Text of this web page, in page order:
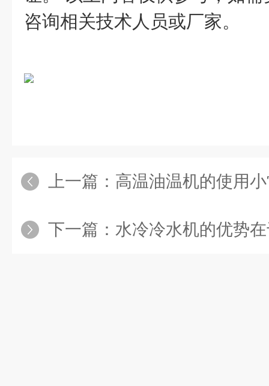
咨询相关技术人员或厂家。
上一篇： 高温油温机的使用
下一篇： 水冷冷水机的优势在